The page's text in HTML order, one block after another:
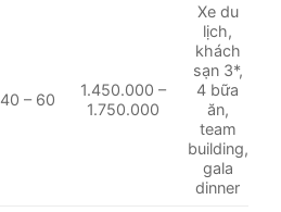
40 – 60
1.450.000 –
1.750.000
Xe du
lịch,
khách
sạn 3*,
4 bữa
ăn,
team
building,
gala
dinner